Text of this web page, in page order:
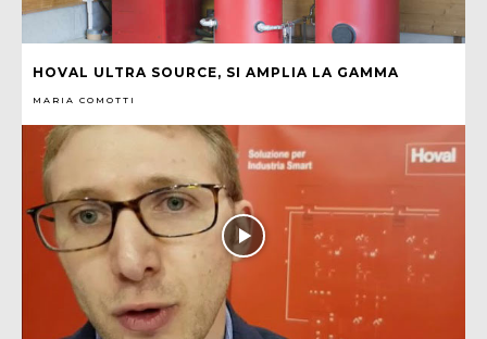
HOVAL ULTRA SOURCE, SI AMPLIA LA GAMMA
MARIA COMOTTI